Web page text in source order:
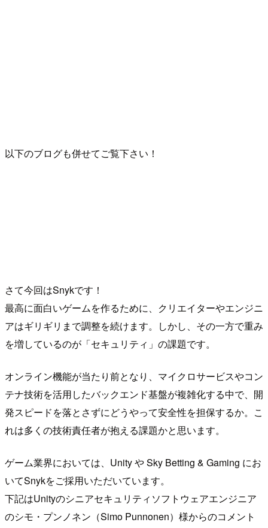
以下のブログも併せてご覧下さい！
さて今回はSnykです！
最高に面白いゲームを作るために、クリエイターやエンジニ
アはギリギリまで調整を続けます。しかし、その一方で重み
を増しているのが「セキュリティ」の課題です。
オンライン機能が当たり前となり、マイクロサービスやコン
テナ技術を活用したバックエンド基盤が複雑化する中で、開
発スピードを落とさずにどうやって安全性を担保するか。こ
れは多くの技術責任者が抱える課題かと思います。
ゲーム業界においては、Unity や Sky Betting & Gaming にお
いてSnykをご採用いただいています。
下記はUnityのシニアセキュリティソフトウェアエンジニア
のシモ・プンノネン（Simo Punnonen）様からのコメント